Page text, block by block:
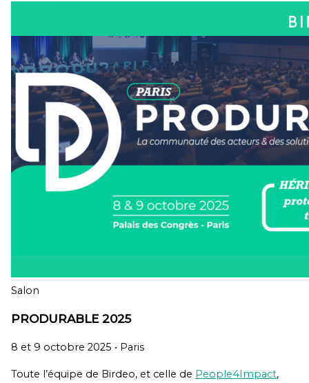
Salon
PRODURABLE 2025
8 et 9 octobre 2025 • Paris
Toute l’équipe de Birdeo, et celle de People4Impact,